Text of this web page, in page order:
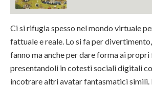
Ci si rifugia spesso nel mondo virtuale
fattuale e reale. Lo si fa per
fanno ma anche per dare forma ai
presentandoli in cotesti sociali digitali
incotrare altri avatar fantasmatici simili.